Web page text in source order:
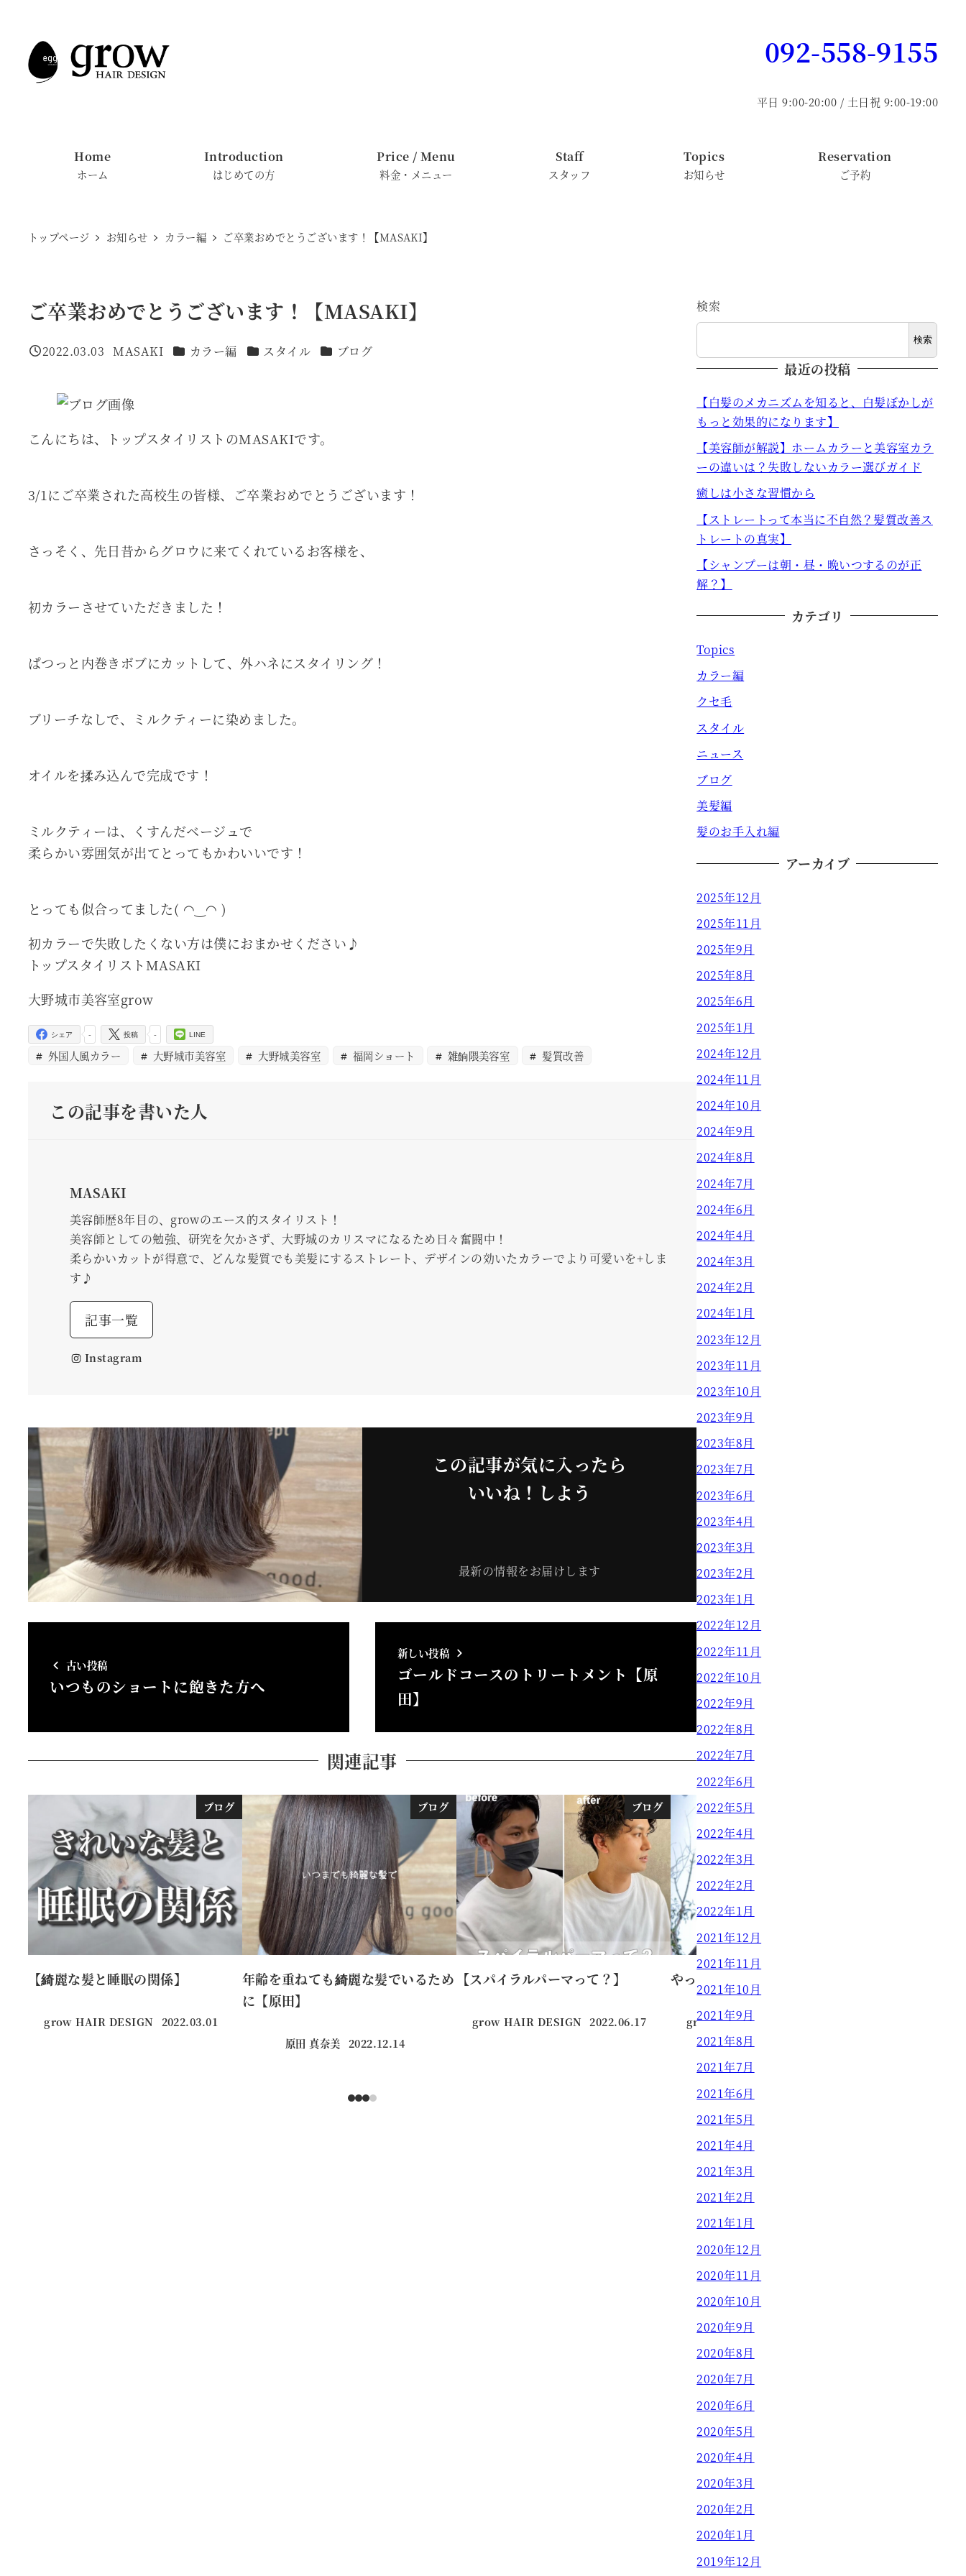
092-558-9155
平日 9:00-20:00 / 土日祝 9:00-19:00
Home
ホーム
Introduction
はじめての方
Price / Menu
料金・メニュー
Staff
スタッフ
Topics
お知らせ
Reservation
ご予約
トップページ お知らせ カラー編 ご卒業おめでとうございます！【MASAKI】
ご卒業おめでとうございます！【MASAKI】
投稿日
2022.03.03
著
MASAKI カテゴリー
カラー編 カテゴリー
スタイル カテゴリー
ブログ
こんにちは、トップスタイリストのMASAKIです。
3/1にご卒業された高校生の皆様、ご卒業おめでとうございます！
さっそく、先日昔からグロウに来てくれているお客様を、
初カラーさせていただきました！
ぱつっと内巻きボブにカットして、外ハネにスタイリング！
ブリーチなしで、ミルクティーに染めました。
オイルを揉み込んで完成です！
ミルクティーは、くすんだベージュで
柔らかい雰囲気が出てとってもかわいいです！
とっても似合ってました( ◠‿◠ )
初カラーで失敗したくない方は僕におまかせください♪
トップスタイリストMASAKI
大野城市美容室grow
-
シェア -
投稿 LINE
外国人風カラー 大野城市美容室 大野城美容室 福岡ショート 雑餉隈美容室 髪質改善
この記事を書いた人
MASAKI
美容師歴8年目の、growのエース的スタイリスト！
美容師としての勉強、研究を欠かさず、大野城のカリスマになるため日々奮闘中！
柔らかいカットが得意で、どんな髪質でも美髪にするストレート、デザインの効いたカラーでより可愛いを+しま
す♪
記事一覧
Instagram
この記事が気に入ったら
いいね！しよう
最新の情報をお届けします
古い投稿
いつものショートに飽きた方へ
新しい投稿
ゴールドコースのトリートメント【原
田】
関連記事
ブログ
【綺麗な髪と睡眠の関係】
grow HAIR DESIGN 投稿日
2022.03.01
ブログ
年齢を重ねても綺麗な髪でいるため
に【原田】
原田 真奈美 投稿日
2022.12.14
ブログ
【スパイラルパーマって？】
grow HAIR DESIGN 投稿日
2022.06.17
やっぱりショートが好き！
grow HAIR DESIGN
検索
検索
最近の投稿
【白髪のメカニズムを知ると、白髪ぼかしが
もっと効果的になります】
【美容師が解説】ホームカラーと美容室カラ
ーの違いは？失敗しないカラー選びガイド
癒しは小さな習慣から
【ストレートって本当に不自然？髪質改善ス
トレートの真実】
【シャンプーは朝・昼・晩いつするのが正
解？】
カテゴリ
Topics
カラー編
クセ毛
スタイル
ニュース
ブログ
美髪編
髪のお手入れ編
アーカイブ
2025年12月
2025年11月
2025年9月
2025年8月
2025年6月
2025年1月
2024年12月
2024年11月
2024年10月
2024年9月
2024年8月
2024年7月
2024年6月
2024年4月
2024年3月
2024年2月
2024年1月
2023年12月
2023年11月
2023年10月
2023年9月
2023年8月
2023年7月
2023年6月
2023年4月
2023年3月
2023年2月
2023年1月
2022年12月
2022年11月
2022年10月
2022年9月
2022年8月
2022年7月
2022年6月
2022年5月
2022年4月
2022年3月
2022年2月
2022年1月
2021年12月
2021年11月
2021年10月
2021年9月
2021年8月
2021年7月
2021年6月
2021年5月
2021年4月
2021年3月
2021年2月
2021年1月
2020年12月
2020年11月
2020年10月
2020年9月
2020年8月
2020年7月
2020年6月
2020年5月
2020年4月
2020年3月
2020年2月
2020年1月
2019年12月